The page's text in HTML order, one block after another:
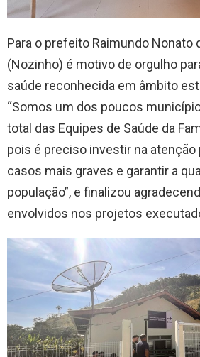
Para o prefeito Raimundo Nonato
(Nozinho) é motivo de orgulho
saúde reconhecida em âmbito
“Somos um dos poucos
total das Equipes de Saúde da
pois é preciso investir na atenção
casos mais graves e garantir a
população”, e finalizou
envolvidos nos projetos